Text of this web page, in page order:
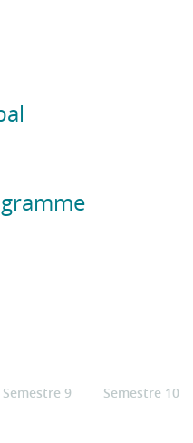
Semestre 9 Semestre 10